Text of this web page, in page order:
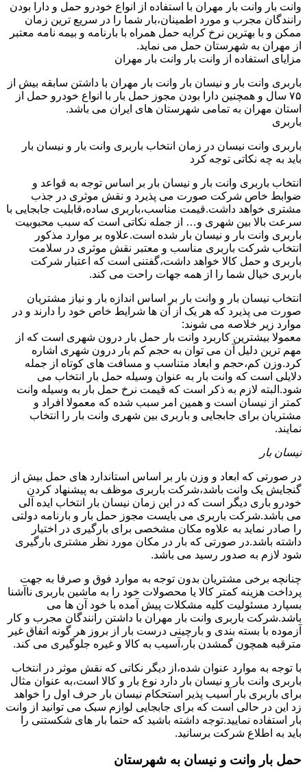
وانت بار وانت بار مهران با استفاده از انواع خودرو حمل و دارا بودن
رانندگان مجرب و مورد اطمینان،بار شما را در سریع ترین زمان
ممکن و با بهترین نرخ کرایه حمل همراه با بارنامه و بیمه نامه معتبر
از مهران به شهرستان حمل می نماید.
مزایای استفاده از وانت بار وانت بار مهران
باربری وانت بار و نیسان بار وانت بار مهران با داشتن سابقه بیش از
۷۵ سال و همچنین دارا بودن مجوز حمل بار با انواع خودرو حمل از
استان مهران به تمامی شهرستان های ایران می باشد.
باربری
باربری وانت نیسان در زمان انتخاب باربری وانت بار و نیسان بار
باید به چه نکاتی توجه کرد
انتخاب باربری وانت بار و نیسان بار بر اساس توجه به قواعد و
ضوابط خاص شرکت صورت می پذیرد و نقش موثری در جذب
مشتری خواهد داشت.قیمت مناسب،باربری ساده،قابلیت جابجایی با
سرعت بالا بین شهری و… از جمله نکاتی است که سبب محبوبیت
باربری وانت بار و نیسان بار شده است.علاوه بر موارد مذکور
انتخاب شرکت باربری مناسب و معتبر نقش موثری در سلامت
باربری و حمل کالا خواهد داشت،گفتنی است که اعتبار شرکت
باربری خیال شما را از همه جهات راحت می کند.
انتخاب نیسان بار و وانت بار بر اساس اندازه بار و نیاز مشتریان
صورت می پذیرد که هر یک از آن ها شرایط خاص خود را دارند و در
موارد زیر خلاصه می شوند:
معمولا بیشترین کاربرد وانت بار حمل بار درون شهری است که از
مهم ترین دلیل آن می توان به حجم کم بار درون شهری اشاره
کرد.وزن کم،حجم و ابعاد متناسب و مسافت های کوتاه از جمله
دلایلی است که وانت بار به عنوان وسیله حمل بار انتخاب می
شود.البته لازم به ذکر است که قیمت نرخ حمل بار به وسیله وانت
کمتر از نیسان است و همین امر سبب شده که معمولا افراد و
مشتریان برای جابجایی و باربری بین شهری وانت بار را انتخاب
نمایند.
نیسان بار
در صورتی که ابعاد و وزن بار بر اساس استاندارد های حمل بیش از
گنجایش یک وانت باشد،شرکت باربری موظف به پیشنهاد کردن
خودرو باری دیگر است که در این زمان نیسان بار انتخاب ایده آلی
می باشد.شرکت باربری می بایست مجوز حمل بار و بارنامه دولتی
را صادر نماید به علاوه مکان مشخصی برای بارگیری در اختیار
داشته باشد.در صورتی که بار در مکان مورد نظر مشتری بارگیری
شود لازم به صدور رسید می باشد.
چنانچه برخی مشتریان بدون توجه به موارد فوق و صرفا به جهت
پرداخت هزینه کمتر کالا یا محصولات خود را به ماشین باربری ناآشنا
بسپارد مسئولیت کلیه مشکلات پیش آمده با خود آن ها می
باشد.شرکت باربری وانت بار مهران با داشتن رانندگان مجرب و کار
آزموده با بسته بندی و بارچینی درست بار از بروز هر گونه اتفاق غیر
مترقبه همچون گمشدن بار،آسیب به کالا و غیره جلوگیری می کند.
با توجه به موارد عنوان شده،از دیگر نکاتی که نقش موثر در انتخاب
باربری وانت بار و نیسان بار دارد نوع بار و کالا است،به عنوان مثال
برای باربری بار آسیب پذیر استحکام نیسان بار حرف اول را خواهد
زد این در حالی است که برای جابجایی لوازم سبک می توانید از وانت
بار استفاده نمایید.توجه داشته باشید که حتما بار های شکستنی را
باید به اطلاع شرکت برسانید.
حمل بار وانت و نیسان به شهرستان